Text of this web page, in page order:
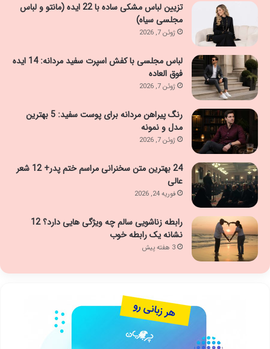
تزیین لباس مشکی ساده با 22 ایده (مانتو و لباس
مجلسی سیاه)
ژوئن 7, 2026
لباس مجلسی با کفش اسپرت سفید مردانه: 14 ایده
فوق العاده
ژوئن 7, 2026
رنگ پیراهن مردانه برای پوست سفید: 5 بهترین
مدل و نمونه
ژوئن 7, 2026
24 بهترین متن سخنرانی مراسم ختم پدر+ 12 شعر
عالی
فوریه 24, 2026
رابطه زناشویی سالم چه ویژگی هایی دارد؟ 12
نشانه یک رابطه خوب
3 هفته پیش